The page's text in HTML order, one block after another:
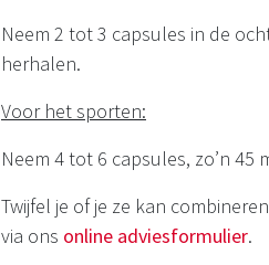
Neem 2 tot 3 capsules in de
herhalen.
Voor het sporten:
Neem 4 tot 6 capsules, zo’n 45
Twijfel je of je ze kan
via ons online adviesformulier.